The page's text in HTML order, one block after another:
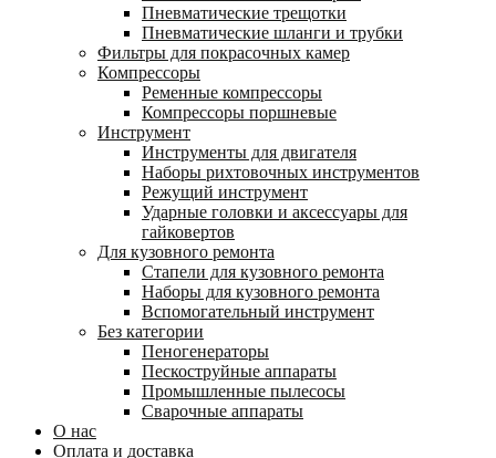
Пневматические трещотки
Пневматические шланги и трубки
Фильтры для покрасочных камер
Компрессоры
Ременные компрессоры
Компрессоры поршневые
Инструмент
Инструменты для двигателя
Наборы рихтовочных инструментов
Режущий инструмент
Ударные головки и аксессуары для
гайковертов
Для кузовного ремонта
Стапели для кузовного ремонта
Наборы для кузовного ремонта
Вспомогательный инструмент
Без категории
Пеногенераторы
Пескоструйные аппараты
Промышленные пылесосы
Сварочные аппараты
О нас
Оплата и доставка